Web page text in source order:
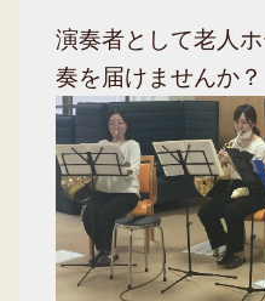
演奏者として老人
奏を届けませんか？